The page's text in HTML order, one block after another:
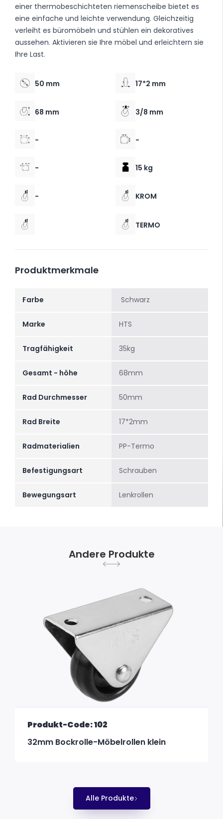
einer thermobeschichteten riemenscheibe bietet es
eine einfache und leichte verwendung. Gleichzeitig
verleiht es büromöbeln und stühlen ein dekoratives
aussehen. Aktivieren sie Ihre möbel und erleichtern sie
Ihre Last.
50 mm 17*2 mm
68 mm 3/8 mm
- -
- 15 kg
- KROM
TERMO
Produktmerkmale
Farbe Schwarz
Marke HTS
Tragfähigkeit 35kg
Gesamt - höhe 68mm
Rad Durchmesser 50mm
Rad Breite 17*2mm
Radmaterialien PP-Termo
Befestigungsart Schrauben
Bewegungsart Lenkrollen
Andere Produkte
Produkt-Code: 102
32mm Bockrolle-Möbelrollen klein
Alle Produkte